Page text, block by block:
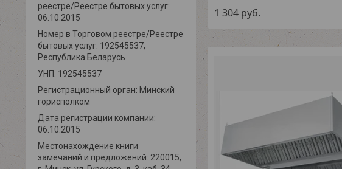
1 304 руб.
реестре/Реестре бытовых услуг:
06.10.2015
Номер в Торговом реестре/Реестре
бытовых услуг: 192545537,
Республика Беларусь
УНП: 192545537
Регистрационный орган: Минский
горисполком
Дата регистрации компании:
06.10.2015
Местонахождение книги
замечаний и предложений: 220015,